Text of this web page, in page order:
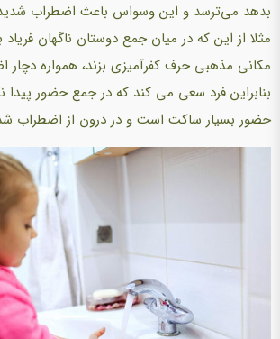
بدهد‌ می‌ترسد و این وسواس باعث اضطراب
مثلا از این‌ که در میان جمع دوستان ناگهان
مکانی مذهبی حرف کفرآمیزی بزند، همواره
بنابراین فرد سعی می کند که در جمع حضور پیدا
حضور بسیار ساکت است و در درون از اضطراب